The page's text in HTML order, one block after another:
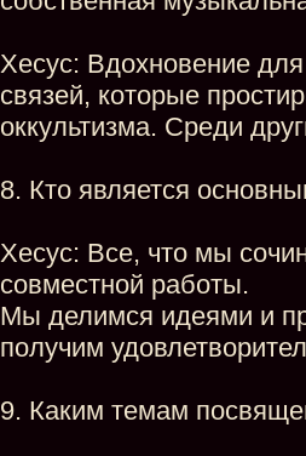
Хесус: Вдохновение
связей, которые
оккультизма. Среди
8. Кто является
Хесус: Все, что мы
совместной работы.
Мы делимся идеями и
получим
9. Каким темам